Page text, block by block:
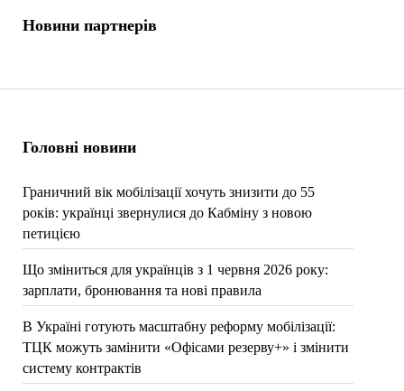
Головні новини
Граничний вік мобілізації хочуть знизити до 55
років: українці звернулися до Кабміну з новою
петицією
Що зміниться для українців з 1 червня 2026 року:
зарплати, бронювання та нові правила
В Україні готують масштабну реформу мобілізації:
ТЦК можуть замінити «Офісами резерву+» і змінити
систему контрактів
Новини партнерів